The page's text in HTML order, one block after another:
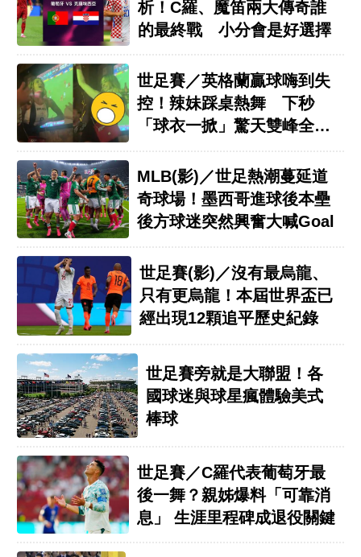
析！C羅、魔笛兩大傳奇誰
的最終戰 小分會是好選擇
世足賽／英格蘭贏球嗨到失
控！辣妹踩桌熱舞 下秒
「球衣一掀」驚天雙峰全看
MLB(影)／世足熱潮蔓延道
奇球場！墨西哥進球後本壘
後方球迷突然興奮大喊Goal
世足賽(影)／沒有最烏龍、
只有更烏龍！本屆世界盃已
經出現12顆追平歷史紀錄
世足賽旁就是大聯盟！各
國球迷與球星瘋體驗美式
棒球
世足賽／C羅代表葡萄牙最
後一舞？親姊爆料「可靠消
息」 生涯里程碑成退役關鍵